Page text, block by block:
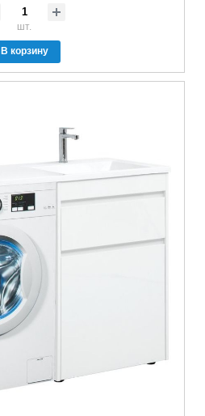
шт.
В корзину